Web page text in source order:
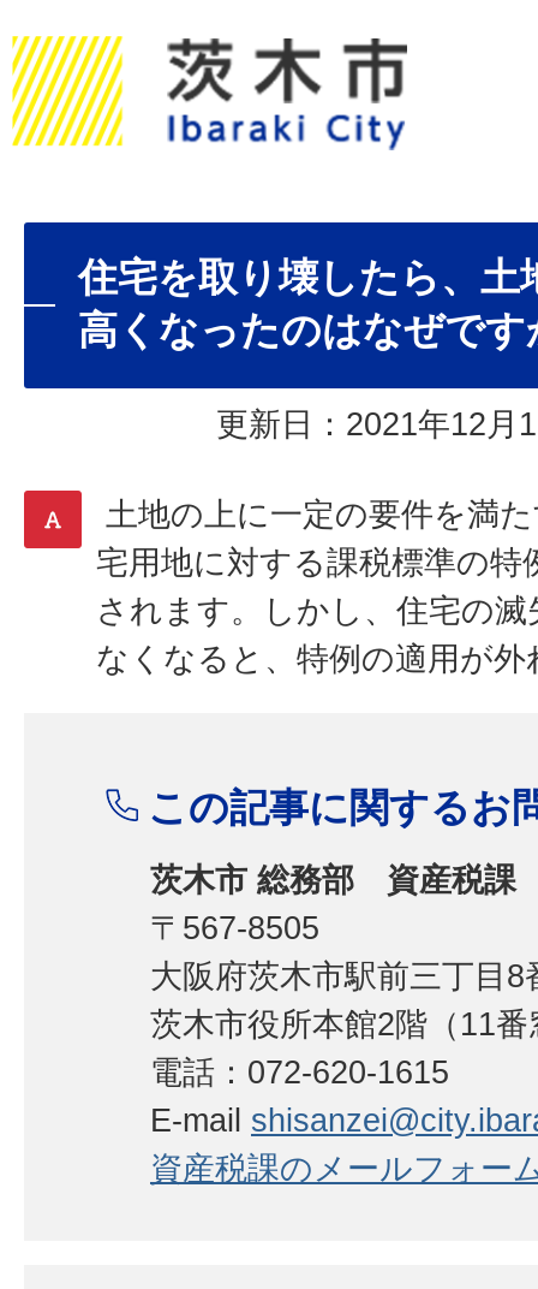
住宅を取り壊したら、土
高くなったのはなぜです
更新日：2021年12月
土地の上に一定の要件を満
宅用地に対する課税標準の特
されます。しかし、住宅の
なくなると、特例の適用が
この記事に関するお
茨木市 総務部 資産税課
〒567-8505
大阪府茨木市駅前三丁目8
茨木市役所本館2階（11番
電話：072-620-1615
E-mail
資産税課のメールフォー